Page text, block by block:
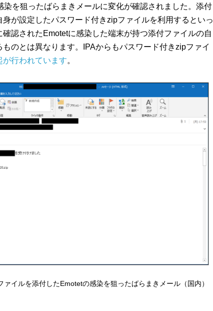
染を狙ったばらまきメールに変化が確認されました。添付
身が設定したパスワード付きzipファイルを利用するといっ
確認されたEmotetに感染した端末が持つ添付ファイルの自
のとは異なります。IPAからもパスワード付きzipファイ
が行われています。
ァイルを添付したEmotetの感染を狙ったばらまきメール（国内）